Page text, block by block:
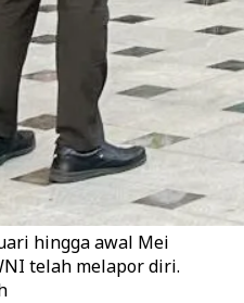
hingga awal Mei
telah melapor diri.